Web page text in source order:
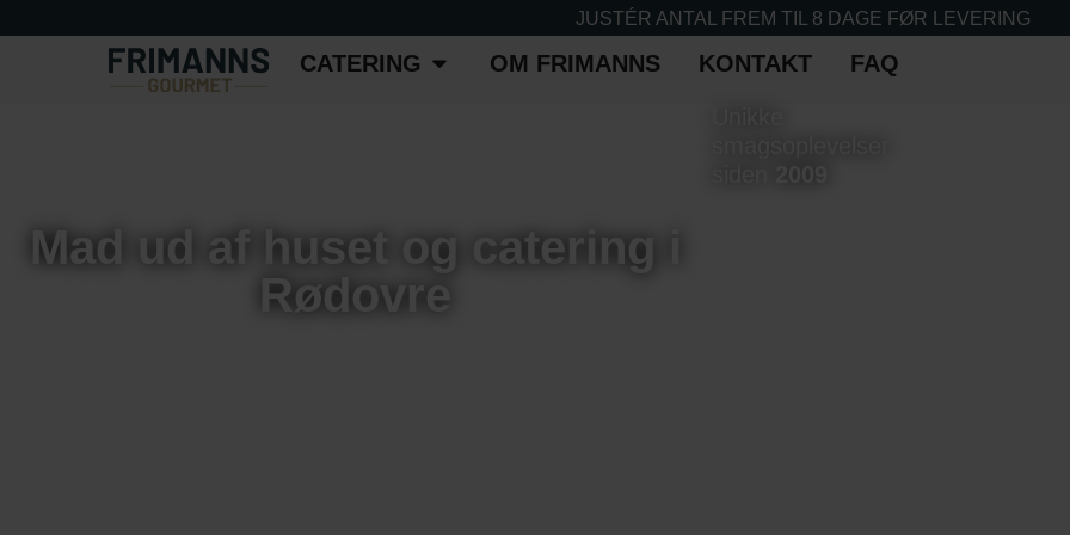
JUSTÉR ANTAL FREM TIL 8 DAGE FØR LEVERING
CATERING OM FRIMANNS KONTAKT FAQ
Mad ud af huset og catering i
Rødovre